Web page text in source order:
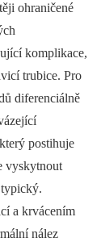
ohraničené
komplikace,
trubice. Pro
diferenciálně
postihuje
vyskytnout
a krvácením
nález